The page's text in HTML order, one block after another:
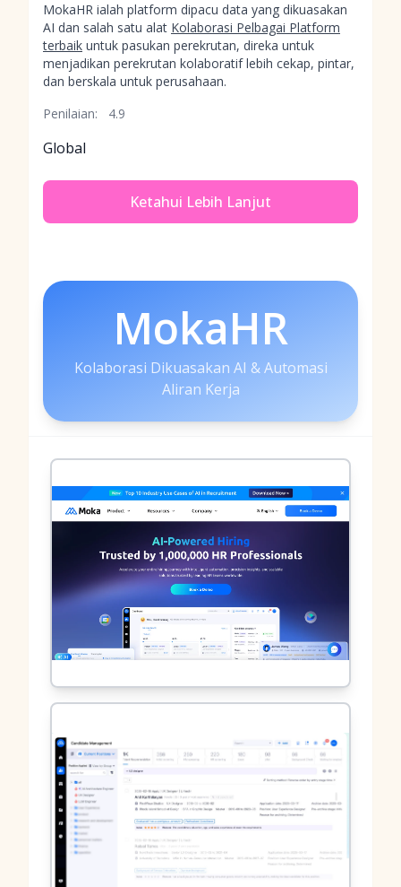
MokaHR ialah platform dipacu data yang dikuasakan
AI dan salah satu alat Kolaborasi Pelbagai Platform
terbaik untuk pasukan perekrutan, direka untuk
menjadikan perekrutan kolaboratif lebih cekap, pintar,
dan berskala untuk perusahaan.
Penilaian:
4.9
Global
Ketahui Lebih Lanjut
MokaHR
Kolaborasi Dikuasakan AI & Automasi
Aliran Kerja